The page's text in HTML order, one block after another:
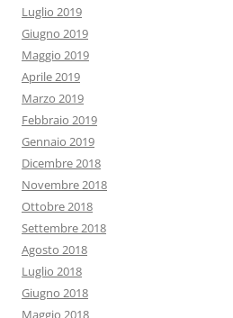
Luglio 2019
Giugno 2019
Maggio 2019
Aprile 2019
Marzo 2019
Febbraio 2019
Gennaio 2019
Dicembre 2018
Novembre 2018
Ottobre 2018
Settembre 2018
Agosto 2018
Luglio 2018
Giugno 2018